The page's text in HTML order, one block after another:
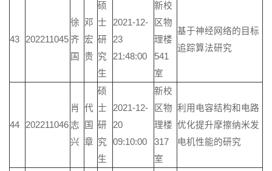
43 202211045
徐
齐
国
邓
宏
贵
硕
士
研
究
生
2021-12-
23
21:48:00
新校
区物
理楼
541
室
基于神经网络的目标
追踪算法研究
44 202211046
肖
志
兴
代
国
章
硕
士
研
究
生
2021-12-
20
09:10:00
新校
区物
理楼
317
室
利用电容结构和电路
优化提升摩擦纳米发
电机性能的研究